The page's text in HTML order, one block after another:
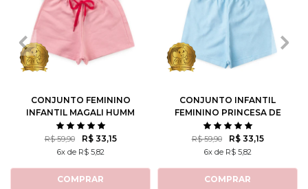
1 6
CONJUNTO FEMININO
INFANTIL MAGALI HUMM
AMO MELANCIA- TURMA
DA MÔNICA
R$ 59,90 R$ 33,15
6x de R$ 5,82
COMPRAR
1 6
10
CONJUNTO INFANTIL
FEMININO PRINCESA DE
ATITUDE - TURMA DA
MÔNICA
R$ 59,90 R$ 33,15
6x de R$ 5,82
COMPRAR